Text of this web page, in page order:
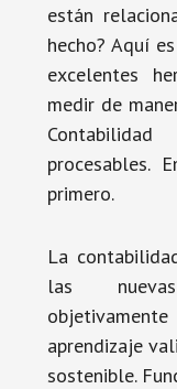
están
hecho? Aquí
excelentes
medir de
procesables.
primero.
La
las
aprendizaje
sostenible.